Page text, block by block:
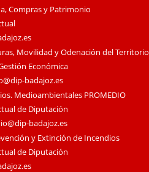
Compras y Patrimonio
Movilidad y Odenación del Territorio
Económica
badajoz.es
Medioambientales PROMEDIO
de Diputación
badajoz.es
y Extinción de Incendios
de Diputación